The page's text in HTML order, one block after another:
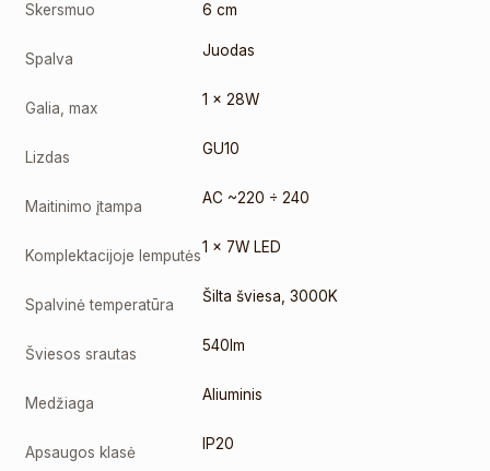
Skersmuo 6 cm
Spalva Juodas
Galia, max 1 x 28W
Lizdas GU10
Maitinimo įtampa AC ~220 ÷ 240
Komplektacijoje lemputės1 x 7W LED
Spalvinė temperatūra Šilta šviesa ,3000K
Šviesos srautas 540lm
Medžiaga Aliuminis
Apsaugos klasė IP20